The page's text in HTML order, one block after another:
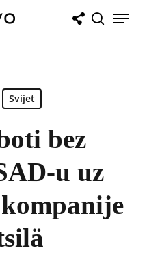
Menu
Svijet
bez
u uz